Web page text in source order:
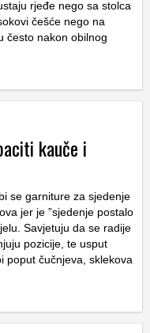
rjeđe nego sa stolca
češće nego na
često nakon obilnog
kauče i
se garniture za sjedenje
jer je ”sjedenje postalo
Savjetuju da se radije
pozicije, te usput
poput čučnjeva, sklekova